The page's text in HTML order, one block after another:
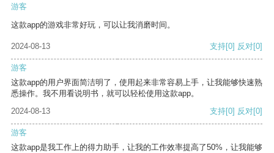
游客
这款app的游戏非常好玩，可以让我消磨时间。
2024-08-13 支持[0] 反对[0]
游客
这款app的用户界面简洁明了，使用起来非常容易上手，让我能够快速熟
悉操作。我不用看说明书，就可以轻松使用这款app。
2024-08-13
支持[0] 反对[0]
游客
这款app是我工作上的得力助手，让我的工作效率提高了50%，让我能够